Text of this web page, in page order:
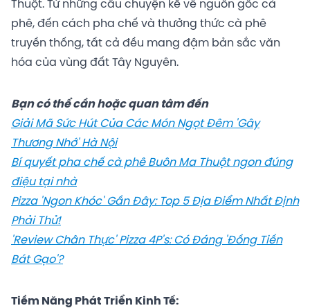
Thuột. Từ những câu chuyện kể về nguồn gốc cà
phê, đến cách pha chế và thưởng thức cà phê
truyền thống, tất cả đều mang đậm bản sắc văn
hóa của vùng đất Tây Nguyên.
Bạn có thể cần hoặc quan tâm đến
Giải Mã Sức Hút Của Các Món Ngọt Đêm 'Gây
Thương Nhớ' Hà Nội
Bí quyết pha chế cà phê Buôn Ma Thuột ngon đúng
điệu tại nhà
Pizza 'Ngon Khóc' Gần Đây: Top 5 Địa Điểm Nhất Định
Phải Thử!
'Review Chân Thực' Pizza 4P's: Có Đáng 'Đồng Tiền
Bát Gạo'?
Tiềm Năng Phát Triển Kinh Tế: